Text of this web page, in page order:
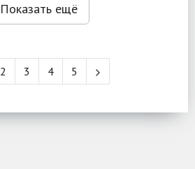
Показать ещё
2 3 4 5